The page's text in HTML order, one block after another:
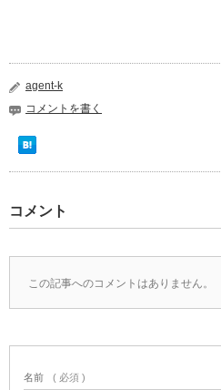
agent-k
コメントを書く
コメント
この記事へのコメントはありません。
名前 ( 必須 )